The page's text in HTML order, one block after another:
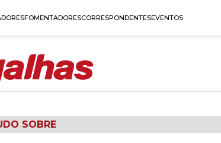
FOMENTADORESCORRESPONDENTESEVENTOS
SOBRE